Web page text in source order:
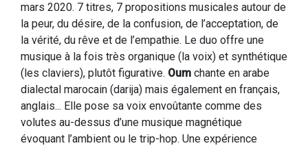
mars 2020. 7 titres, 7 propositions musicales autour de
la peur, du désire, de la confusion, de l’acceptation, de
la vérité, du rêve et de l’empathie. Le duo offre une
musique à la fois très organique (la voix) et synthétique
(les claviers), plutôt figurative. Oum chante en arabe
dialectal marocain (darija) mais également en français,
anglais... Elle pose sa voix envoûtante comme des
volutes au-dessus d’une musique magnétique
évoquant l’ambient ou le trip-hop. Une expérience